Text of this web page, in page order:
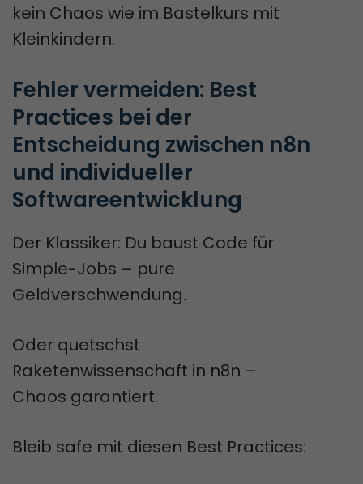
kein Chaos wie im Bastelkurs mit
Kleinkindern.
Fehler vermeiden: Best
Practices bei der
Entscheidung zwischen n8n
und individueller
Softwareentwicklung
Der Klassiker: Du baust Code für
Simple-Jobs – pure
Geldverschwendung.
Oder quetschst
Raketenwissenschaft in n8n –
Chaos garantiert.
Bleib safe mit diesen Best Practices: